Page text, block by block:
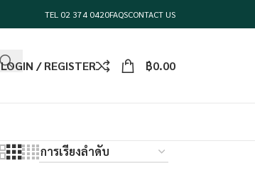
TEL 02 374 0420FAQSCONTACT US
LOGIN / REGISTER ฿0.00